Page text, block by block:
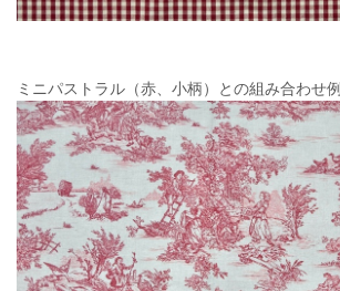
ミニパストラル（赤、小柄）との組み合わせ例